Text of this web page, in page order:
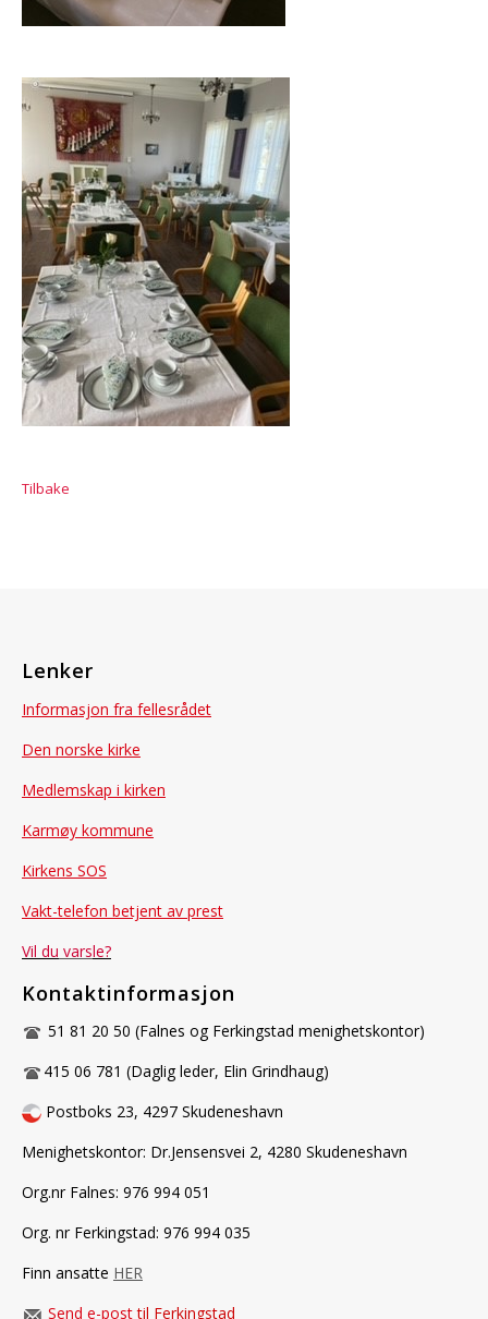
Tilbake
Lenker
Informasjon fra fellesrådet
Den norske kirke
Medlemskap i kirken
Karmøy kommune
Kirkens SOS
Vakt-telefon betjent av prest
Vil du varsle?
Kontaktinformasjon
51 81 20 50 (Falnes og Ferkingstad menighetskontor)
415 06 781 (Daglig leder, Elin Grindhaug)
Postboks 23, 4297 Skudeneshavn
Menighetskontor: Dr.Jensensvei 2, 4280 Skudeneshavn
Org.nr Falnes: 976 994 051
Org. nr Ferkingstad: 976 994 035
Finn ansatte HER
Send e-posttil Ferkingstad